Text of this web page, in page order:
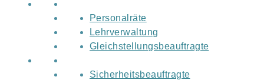
Personalräte
Lehrverwaltung
Gleichstellungsbeauftragte
Sicherheitsbeauftragte